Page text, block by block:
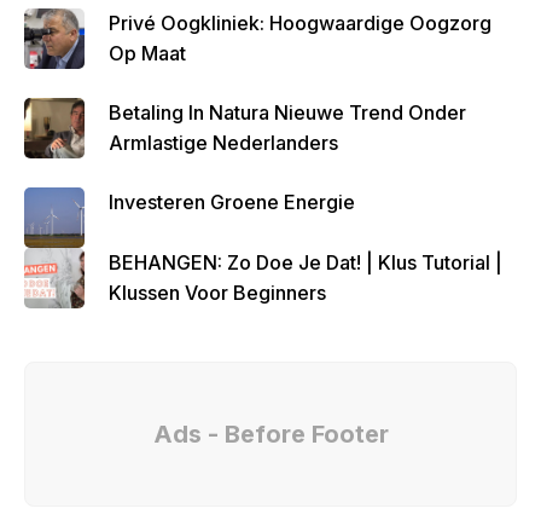
Privé Oogkliniek: Hoogwaardige Oogzorg
Op Maat
Betaling In Natura Nieuwe Trend Onder
Armlastige Nederlanders
Investeren Groene Energie
BEHANGEN: Zo Doe Je Dat! | Klus Tutorial |
Klussen Voor Beginners
Ads - Before Footer